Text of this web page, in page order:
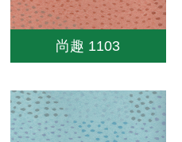
尚趣 1103